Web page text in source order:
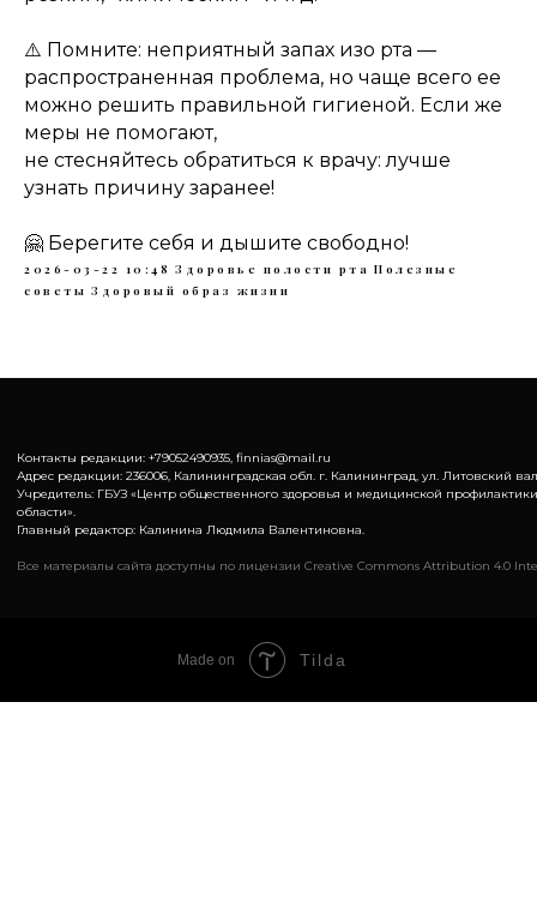
⚠️ Помните: неприятный запах изо рта —
распространенная проблема, но чаще всего ее
можно решить правильной гигиеной. Если же
меры не помогают,
не стесняйтесь обратиться к врачу: лучше
узнать причину заранее!
🤗 Берегите себя и дышите свободно!
2026-03-22 10:48 Здоровье полости рта Полезные
советы Здоровый образ жизни
Контакты редакции: +79052490935, finnias@mail.ru
Адрес редакции: 236006, Калининградская обл. г. Калининград, ул. Литовский
Учредитель: ГБУЗ «Центр общественного здоровья и медицинской
области».
Главный редактор: Калинина Людмила Валентиновна.
Все материалы сайта доступны по лицензии Creative Commons Attribution 4.0
Made on Tilda